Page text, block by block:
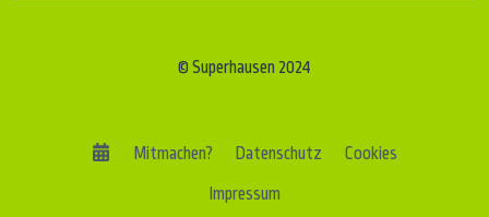
© Superhausen 2024
Mitmachen? Datenschutz Cookies
Impressum